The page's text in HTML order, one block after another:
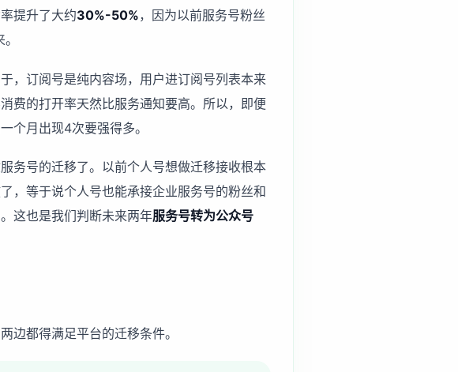
提升了大约30%-50%，因为以前服务号粉丝
，订阅号是纯内容场，用户进订阅号列表本来
费的打开率天然比服务通知要高。所以，即便
个月出现4次要强得多。
务号的迁移了。以前个人号想做迁移接收根本
，等于说个人号也能承接企业服务号的粉丝和
这也是我们判断未来两年服务号转为公众号
边都得满足平台的迁移条件。